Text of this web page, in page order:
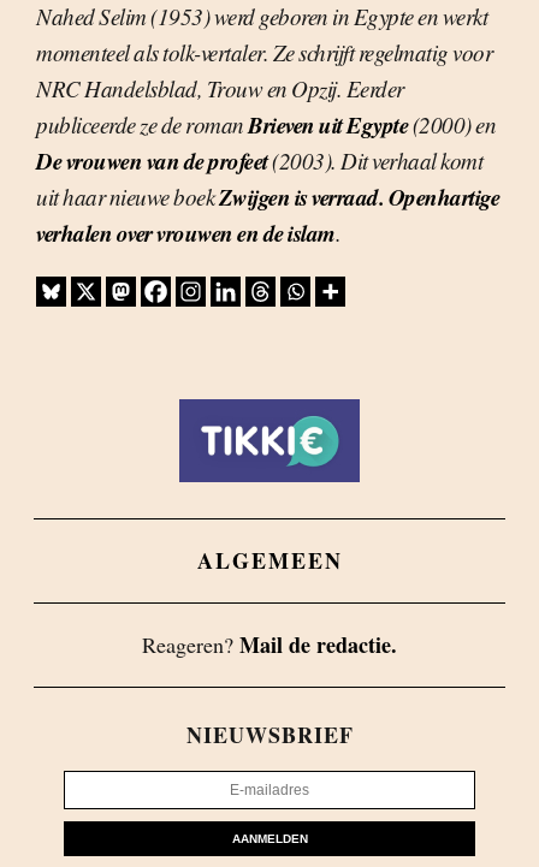
Nahed Selim (1953) werd geboren in Egypte en werkt
momenteel als tolk-vertaler. Ze schrijft regelmatig voor
NRC Handelsblad, Trouw en Opzij. Eerder
publiceerde ze de romanBrieven uit Egypte(2000) en
De vrouwen van de profeet(2003). Dit verhaal komt
uit haar nieuwe boekZwijgen is verraad. Openhartige
verhalen over vrouwen en de islam.
ALGEMEEN
Reageren? Mail de redactie.
NIEUWSBRIEF
AANMELDEN